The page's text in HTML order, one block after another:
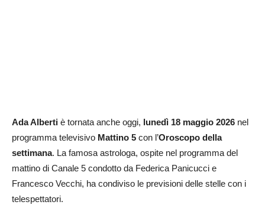
Ada Alberti è tornata anche oggi, lunedì 18 maggio 2026 nel
programma televisivo Mattino 5 con l’Oroscopo della
settimana. La famosa astrologa, ospite nel programma del
mattino di Canale 5 condotto da Federica Panicucci e
Francesco Vecchi, ha condiviso le previsioni delle stelle con i
telespettatori.